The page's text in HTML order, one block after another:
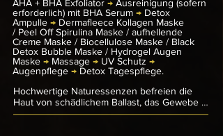
Männer häufiger mit Unreinheiten zu
kämpfen haben.
Diese Gesichtsbehandlung ist für jede Haut
geeignet. Entfernt werden Hautunreinheiten
wie z.B. Mitesser, Pickel und Milien.
Verwendet werden Spezialprodukte, die
ausschließlich auf die Bedürfnisse der
Männerhaut abgestimmt sind.
AHA + BHA Exfoliator → Ausreinigung (sofern
erforderlich) mit BHA Serum → Detox
Ampulle → Dermafleece Kollagen Maske
/ Peel Off Spirulina Maske / aufhellende
Creme Maske / Biocellulose Maske / Black
Detox Bubble Maske / Hydrogel Augen
Maske → Massage → UV Schutz →
Augenpflege → Detox Tagespflege.
Hochwertige Naturessenzen befreien die
Haut von schädlichem Ballast, das Gewebe
wird bis in die Tiefe gepflegt und mit